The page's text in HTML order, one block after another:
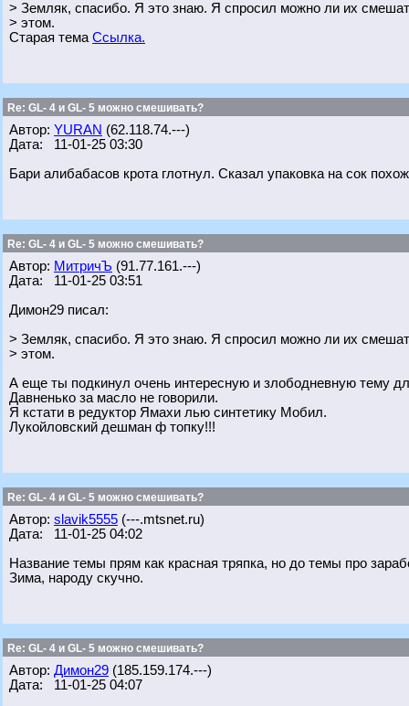
> Земляк, спасибо. Я это знаю. Я спросил можно ли их
> этом.
Старая тема Ссылка.
Re: GL- 4 и GL- 5 можно смешивать?
Автор: YURAN (62.118.74.---)
Дата: 11-01-25 03:30
Бари алибабасов крота глотнул. Сказал упаковка на сок
Re: GL- 4 и GL- 5 можно смешивать?
Автор: МитричЪ (91.77.161.---)
Дата: 11-01-25 03:51
Димон29 писал:
> Земляк, спасибо. Я это знаю. Я спросил можно ли их
> этом.
А еще ты подкинул очень интересную и злободневную тему
Давненько за масло не говорили.
Я кстати в редуктор Ямахи лью синтетику Мобил.
Лукойловский дешман ф топку!!!
Re: GL- 4 и GL- 5 можно смешивать?
Автор: slavik5555 (---.mtsnet.ru)
Дата: 11-01-25 04:02
Название темы прям как красная тряпка, но до темы про
Зима, народу скучно.
Re: GL- 4 и GL- 5 можно смешивать?
Автор: Димон29 (185.159.174.---)
Дата: 11-01-25 04:07